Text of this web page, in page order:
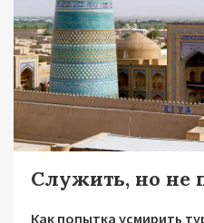
Служить, но не
Как попытка усмирить